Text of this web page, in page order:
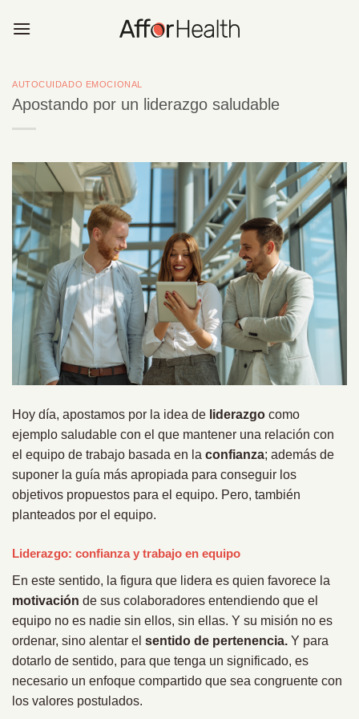
AUTOCUIDADO EMOCIONAL
Apostando por un liderazgo saludable
Hoy día, apostamos por la idea de liderazgo como
ejemplo saludable con el que mantener una relación con
el equipo de trabajo basada en la confianza; además de
suponer la guía más apropiada para conseguir los
objetivos propuestos para el equipo. Pero, también
planteados por el equipo.
Liderazgo: confianza y trabajo en equipo
En este sentido, la figura que lidera es quien favorece la
motivación de sus colaboradores entendiendo que el
equipo no es nadie sin ellos, sin ellas. Y su misión no es
ordenar, sino alentar el sentido de pertenencia. Y para
dotarlo de sentido, para que tenga un significado, es
necesario un enfoque compartido que sea congruente con
los valores postulados.